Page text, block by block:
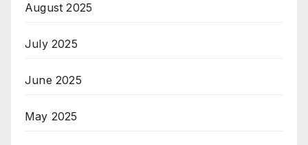
August 2025
July 2025
June 2025
May 2025